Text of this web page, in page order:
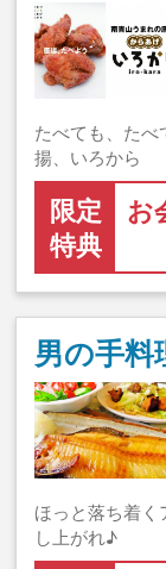
たべても、た
揚、いろから
限定
特典
お
男の手料
ほっと落ち着
し上がれ♪